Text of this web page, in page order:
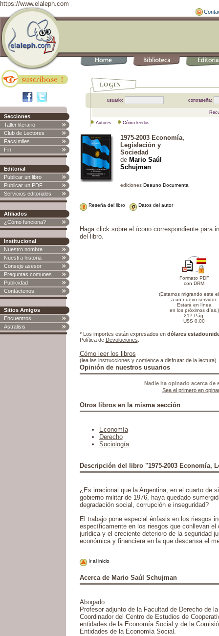
https://www.elaleph.com
Secciones
Taller literario
Club de Lectores
Facsímiles
Fin
Editorial
Publicar un libro
Publicar un PDF
Servicios editoriales
Afiliados
¿Cómo funciona?
Institucional
Nuestro nombre
Nuestra historia
Consejo asesor
Preguntas comunes
Publicidad
Contáctenos
Sitios Amigos
Encuentros
Astralisis
usuario: contraseña:
Autores Cómo leerlos
1975-2003 Economía,
Legislación y
Sociedad
de Mario Saúl
Schujman
ediciones Deauno Documenta
Reseña del libro Datos del autor
Haga click sobre el ícono correspondiente para
del libro.
Formato PDF
con DRM
(Estamos migrando este
a un nuevo servidor.
Estará en línea
en los próximos días.)
217 Pág.
U$S 0.00
* Los importes están expresados en dólares
Política de Devoluciones
Cómo leer los libros
(lea las instrucciones y comience a disfrutar de la lectura)
Opinión de nuestros usuarios
Nadie ha opinado acerca de
Sea el primero en
Otros libros en la misma sección
Economía
Derecho
Sociología
Descripción del libro "1975-2003 Economía,
¿Es irracional que la Argentina, en el cuarto de
gobierno militar de 1976, haya quedado
degradación social, corrupción e inseguridad?
El trabajo pone especial énfasis en los riesgos
específicamente en los riesgos que conllevan el
jurídica y el creciente deterioro de la seguridad
económica y financiera en la que descansa el
Ir al inicio
Acerca de Mario Saúl Schujman
Abogado.
Profesor adjunto de la Facultad de Derecho de
Coordinador del Centro de Estudios de
entidades de la Economía Social y de la
Entidades de la Economía Social.